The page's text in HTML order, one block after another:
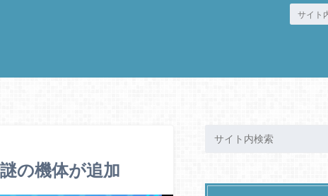
の機体が追加